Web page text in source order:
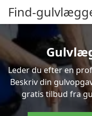
Find-
Leder du efter en
Beskriv din
gratis tilbud fra